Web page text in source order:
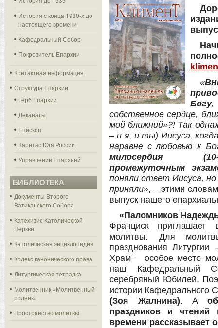
История с конца 1980-х до
настоящего времени
Кафедральный Собор
Покровитель Епархии
Контактная информация
Структура Епархии
Герб Епархии
Деканаты
Епископ
Каритас Юга России
Управление Епархией
БИБЛИОТЕКА
Документы Второго
Ватиканского Собора
Катехизис Католической
Церкви
Католическая энциклопедия
Кодекс канонического права
Литургическая тетрадка
Молитвенник «Молитвенный
родник»
Пространство молитвы
«
Богу,
собственное сердце,
мой ближний»?! Так
– и я, и ты) Иисуса,
наравне с любовью к
милосердия (10-
промежуточным
поняли ответ Иисуса,
приняли», – этими
выпуск нашего
«Паломников
Франциск приглашает
молитвы. Для
празднования
Храм – особое место
наш Кафедральный
серебряный Юбилей.
истории Кафедрального
(Зоя Жалнина). А
праздников и чтений
времени рассказывает